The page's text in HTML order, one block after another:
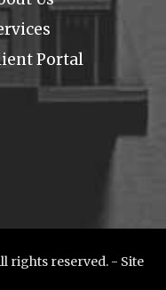
Portal
rights reserved. - Site